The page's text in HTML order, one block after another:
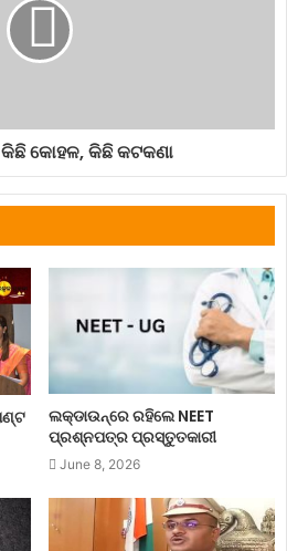
କୋହଳ, କିଛି କଟକଣା
ଲକ୍‌ଡାଉନ୍‌ରେ ରହିଲେ NEET
ପ୍ରଶ୍ନପତ୍ର ପ୍ରସ୍ତୁତକାରୀ
June 8, 2026